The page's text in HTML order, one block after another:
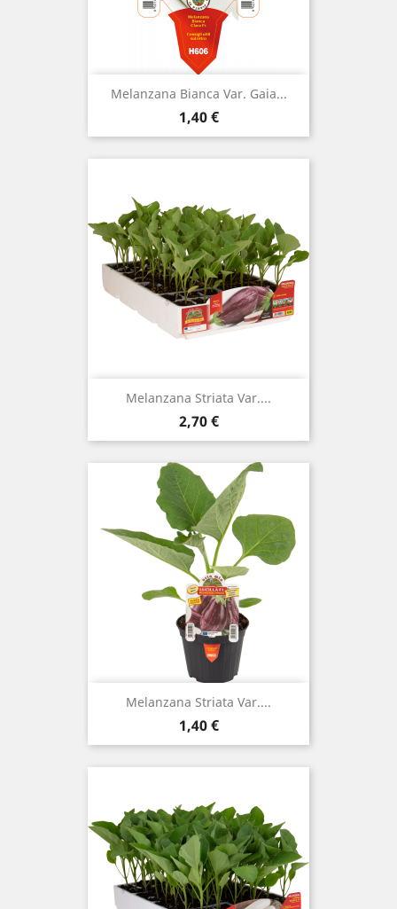
Melanzana Bianca Var. Gaia...
Prezzo
1,40 €
Melanzana Striata Var....
Prezzo
2,70 €
Melanzana Striata Var....
Prezzo
1,40 €